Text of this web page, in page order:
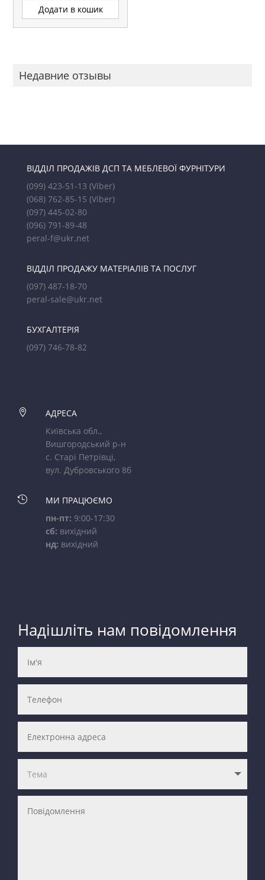
Додати в кошик
Недавние отзывы
ВІДДІЛ ПРОДАЖІВ ДСП ТА МЕБЛЕВОЇ ФУРНІТУРИ
(099) 423-51-13 (Viber)
(068) 762-85-15 (Viber)
(097) 445-02-80
(096) 791-89-48
peral-f@ukr.net
ВІДДІЛ ПРОДАЖУ МАТЕРІАЛІВ ТА ПОСЛУГ
(097) 487-18-70
peral-sale@ukr.net
БУХГАЛТЕРІЯ
(097) 746-78-82

АДРЕСА
Київська обл.,
Вишгородський р-н
с. Старі Петрівці,
вул. Дубровського 8б

МИ ПРАЦЮЄМО
пн-пт: 9:00-17:30
сб: вихідний
нд: вихідний
Надішліть нам повідомлення